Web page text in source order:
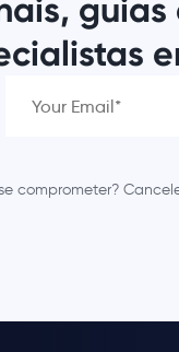
comprometer?